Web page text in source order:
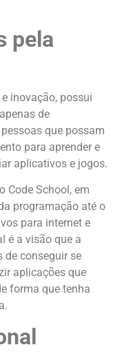
pela
inovação, possui
de
que possam
para aprender e
aplicativos e jogos.
Code School, em
programação até o
para internet e
é a visão que a
de conseguir se
aplicações que
forma que tenha